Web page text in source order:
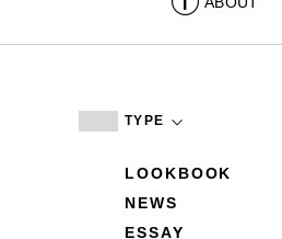
TYPE
LOOKBOOK
NEWS
ESSAY